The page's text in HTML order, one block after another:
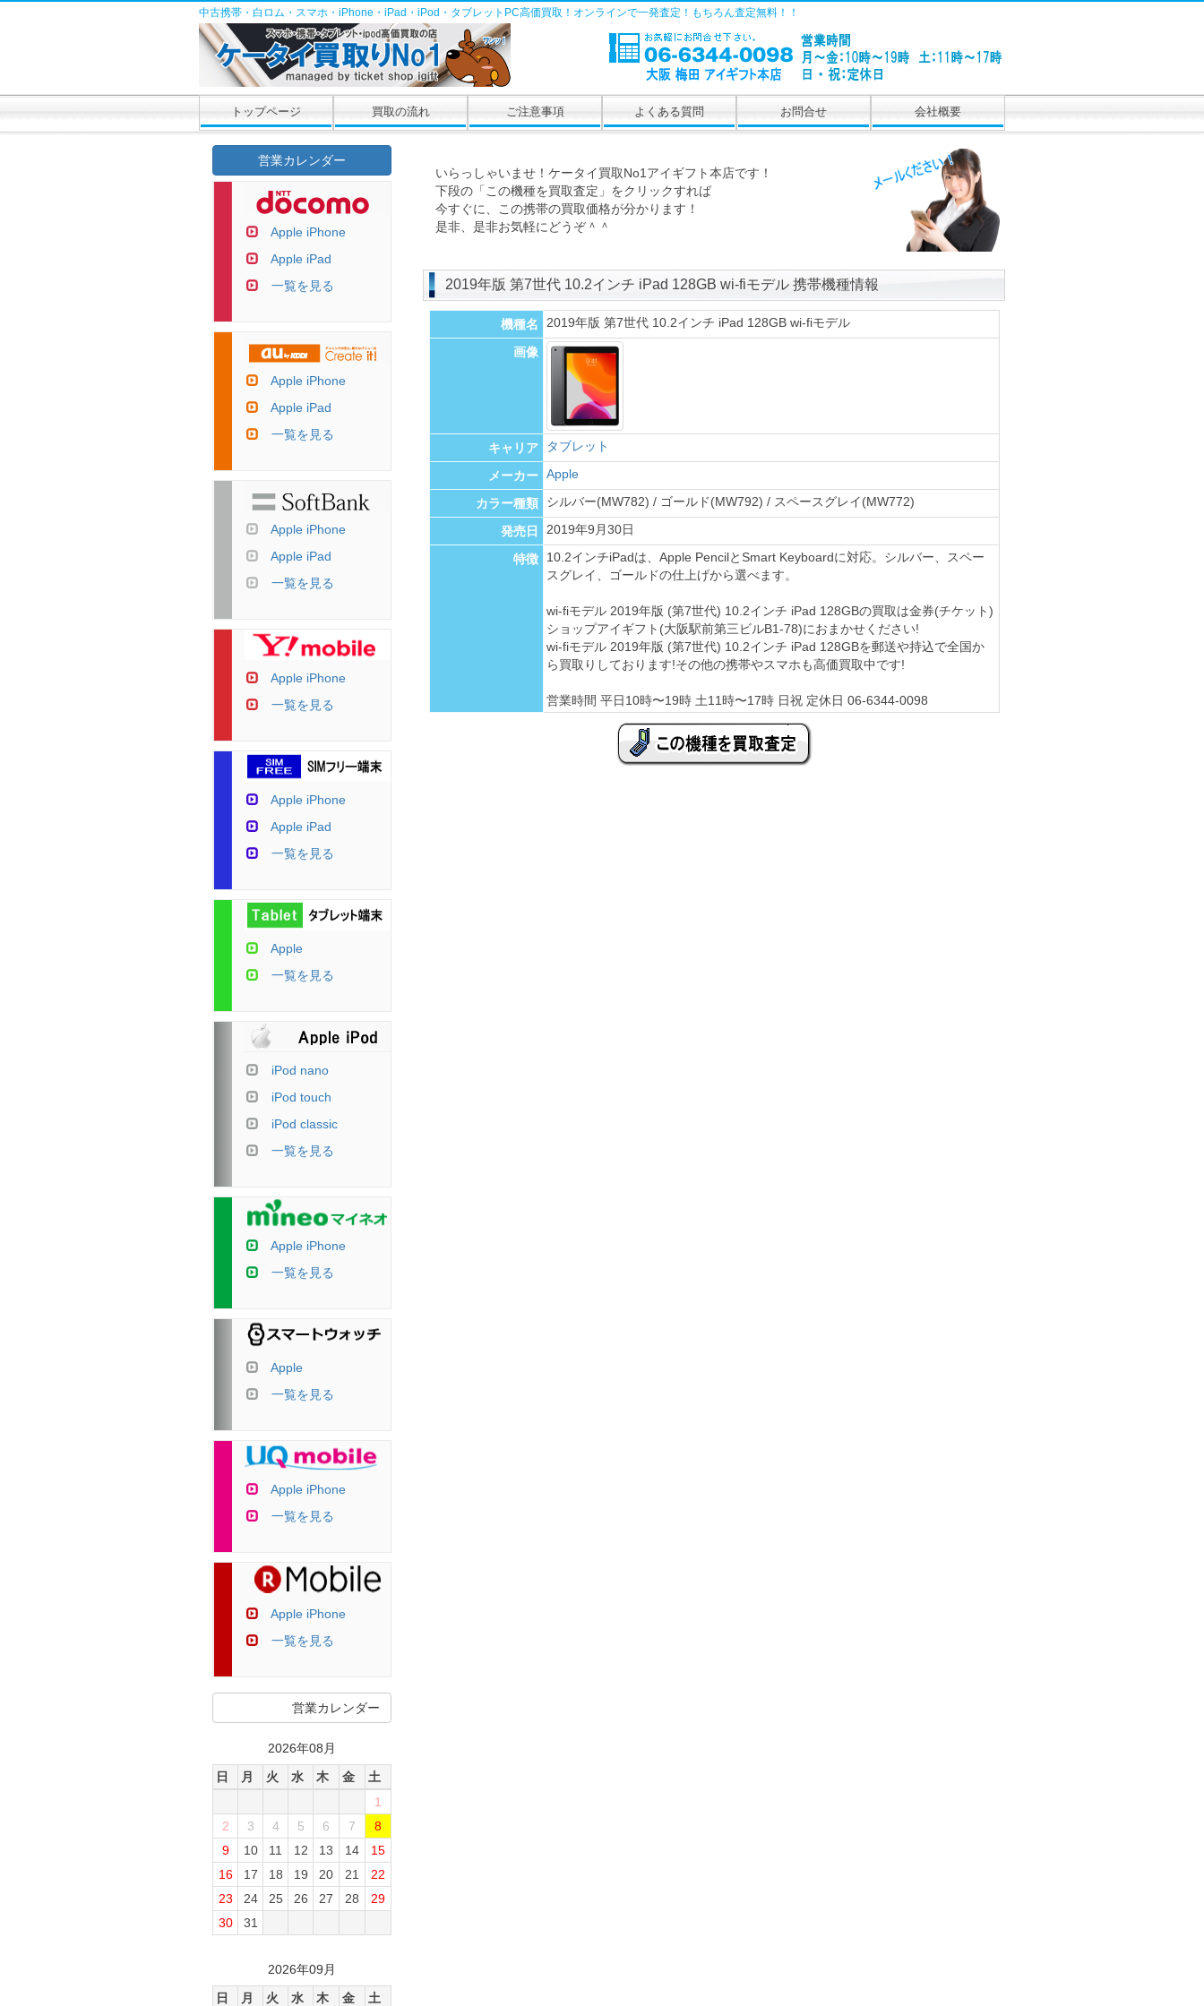
中古携帯・白ロム・スマホ・iPhone・iPad・iPod・タブレットPC高価買取！オンラインで一発査定！もちろん査定無料！！
トップページ 買取の流れ ご注意事項 よくある質問 お問合せ 会社概要
いらっしゃいませ！ケータイ買取No1アイギフト本店です！
下段の「この機種を買取査定」をクリックすれば
今すぐに、この携帯の買取価格が分かります！
是非、是非お気軽にどうぞ＾＾
2019年版 第7世代 10.2インチ iPad 128GB wi-fiモデル 携帯機種情報
機種名 2019年版 第7世代 10.2インチ iPad 128GB wi-fiモデル
画像
キャリア タブレット
メーカー Apple
カラー種類 シルバー(MW782) / ゴールド(MW792) / スペースグレイ(MW772)
発売日 2019年9月30日
特徴
10.2インチiPadは、Apple PencilとSmart Keyboardに対応。シルバー、スペー
スグレイ、ゴールドの仕上げから選べます。
wi-fiモデル 2019年版 (第7世代) 10.2インチ iPad 128GBの買取は金券(チケット)
ショップアイギフト(大阪駅前第三ビルB1-78)におまかせください!
wi-fiモデル 2019年版 (第7世代) 10.2インチ iPad 128GBを郵送や持込で全国か
ら買取りしております!その他の携帯やスマホも高価買取中です!
営業時間 平日10時〜19時 土11時〜17時 日祝 定休日 06-6344-0098
営業カレンダー
Apple iPhone
Apple iPad
一覧を見る
Apple iPhone
Apple iPad
一覧を見る
Apple iPhone
Apple iPad
一覧を見る
Apple iPhone
一覧を見る
Apple iPhone
Apple iPad
一覧を見る
Apple
一覧を見る
iPod nano
iPod touch
iPod classic
一覧を見る
Apple iPhone
一覧を見る
Apple
一覧を見る
Apple iPhone
一覧を見る
Apple iPhone
一覧を見る
営業カレンダー
2026年08月
日
月 火 水 木 金
土
1
2
3 4 5 6 7
8
9
10 11 12 13 14
15
16
17 18 19 20 21
22
23
24 25 26 27 28
29
30
31
2026年09月
日
月 火 水 木 金 土